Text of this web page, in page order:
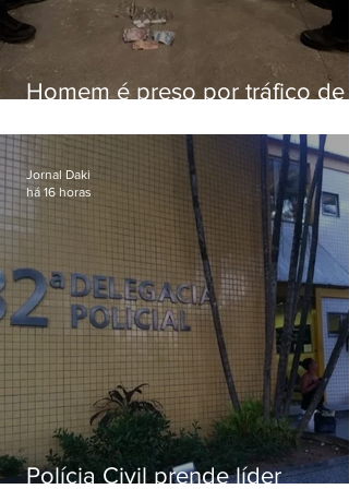
Homem é preso por tráfico de
Polícia Civil prende líder
Jornal Daki
há 16 horas